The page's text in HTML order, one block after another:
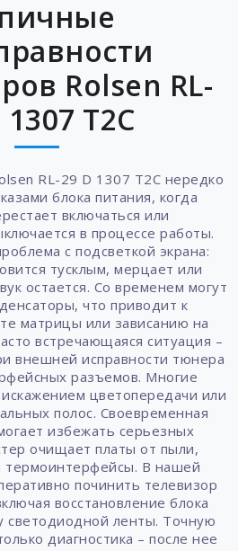
Rolsen RL-
T2C
RL-29 D 1307 T2C нередко
блока питания, когда
включаться или
в процессе работы.
с подсветкой экрана:
тусклым, мерцает или
остается. Со временем могут
что приводит к
матрицы или зависанию на
встречающаяся ситуация –
внешней исправности тюнера
разъемов. Многие
цветопередачи или
полос. Своевременная
избежать серьезных
очищает платы от пыли,
термоинтерфейсы. В нашей
починить телевизор
восстановление блока
светодиодной ленты. Точную
диагностика – после нее